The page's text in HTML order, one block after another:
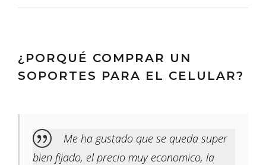
¿PORQUÉ COMPRAR UN
SOPORTES PARA EL CELULAR?
Me ha gustado que se queda super
bien fijado, el precio muy economico, la